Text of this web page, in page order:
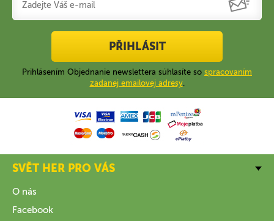
PŘIHLÁSIT
Prihlásením Objednanie newslettera súhlasíte so spracovaním
zadanej emailovej adresy.
SVĚT HER PRO VÁS
O nás
Facebook